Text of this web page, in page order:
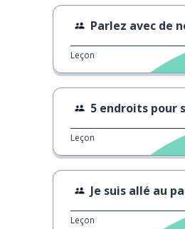
Parlez avec de
Leçon
5 endroits pour
Leçon
Je suis allé au parc
Leçon